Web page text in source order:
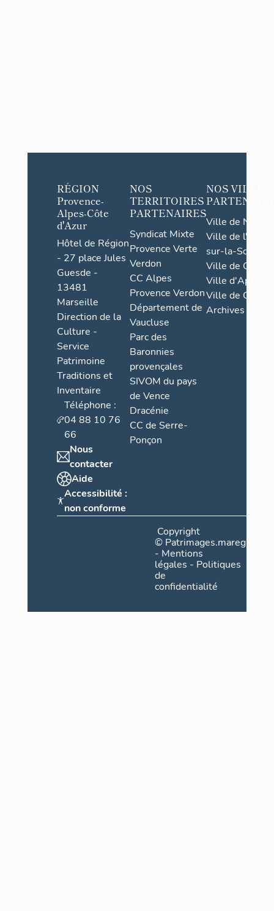
RÉGION
Provence-
Alpes-Côte
d'Azur
Hôtel de Région
- 27 place Jules
Guesde -
13481
Marseille
Direction de la
Culture -
Service
Patrimoine
Traditions et
Inventaire
Téléphone :
04 88 10 76
66
Nous
contacter
Aide
Accessibilité :
non conforme
NOS
TERRITOIRES
PARTENAIRES
Syndicat Mixte
Provence Verte
Verdon
CC Alpes
Provence Verdon
Département de
Vaucluse
Parc des
Baronnies
provençales
SIVOM du pays
de Vence
Dracénie
CC de Serre-
Ponçon
NOS VILLES
Ville de Nice
Ville de l'Isle-
sur-la-Sorgue
Ville de Grasse
Ville d'Apt
Ville de
Archives
Copyright
©
- Mentions
légales - Politiques
de
confidentialité